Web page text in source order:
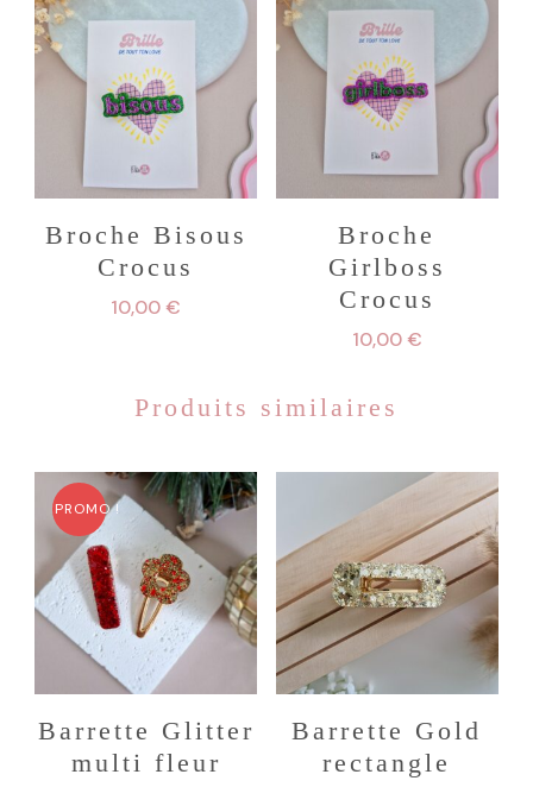
Broche Bisous
Crocus
10,00€
Broche
Girlboss
Crocus
10,00€
Produits similaires
PROMO !
Barrette Glitter
multi fleur
Barrette Gold
rectangle